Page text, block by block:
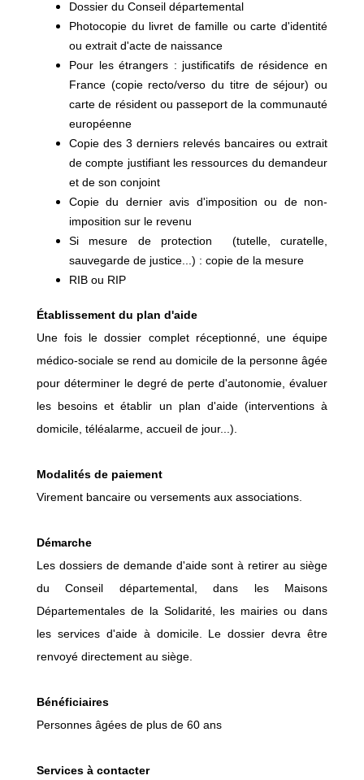
Dossier du Conseil départemental
Photocopie du livret de famille ou carte d'identité
ou extrait d'acte de naissance
Pour les étrangers : justificatifs de résidence en
France (copie recto/verso du titre de séjour) ou
carte de résident ou passeport de la communauté
européenne
Copie des 3 derniers relevés bancaires ou extrait
de compte justifiant les ressources du demandeur
et de son conjoint
Copie du dernier avis d'imposition ou de non-
imposition sur le revenu
Si mesure de protection (tutelle, curatelle,
sauvegarde de justice...) : copie de la mesure
RIB ou RIP
Établissement du plan d'aide
Une fois le dossier complet réceptionné, une équipe
médico-sociale se rend au domicile de la personne âgée
pour déterminer le degré de perte d'autonomie, évaluer
les besoins et établir un plan d'aide (interventions à
domicile, téléalarme, accueil de jour...).
Modalités de paiement
Virement bancaire ou versements aux associations.
Démarche
Les dossiers de demande d'aide sont à retirer au siège
du Conseil départemental, dans les Maisons
Départementales de la Solidarité, les mairies ou dans
les services d'aide à domicile. Le dossier devra être
renvoyé directement au siège.
Bénéficiaires
Personnes âgées de plus de 60 ans
Services à contacter